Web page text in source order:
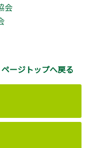
会
ージトップへ戻る